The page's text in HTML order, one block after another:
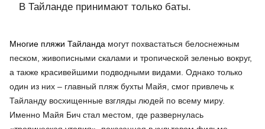
В Тайланде принимают только баты.
Многие пляжи Тайланда могут похвастаться белоснежным
песком, живописными скалами и тропической зеленью вокруг,
а также красивейшими подводными видами. Однако только
один из них – главный пляж бухты Майя, смог привлечь к
Тайланду восхищенные взгляды людей по всему миру.
Именно Майя Бич стал местом, где развернулась